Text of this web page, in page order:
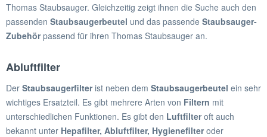
Thomas Staubsauger. Gleichzeitig zeigt ihnen die Suche auch den
passenden Staubsaugerbeutel und das passende Staubsauger-
Zubehörpassend für ihren Thomas Staubsauger an.
Abluftfilter
Der Staubsaugerfilterist neben dem Staubsaugerbeutel ein sehr
wichtiges Ersatzteil. Es gibt mehrere Arten von Filtern mit
unterschiedlichen Funktionen. Es gibt den Luftfilteroft auch
bekannt unter Hepafilter, Abluftfilter, Hygienefilteroder